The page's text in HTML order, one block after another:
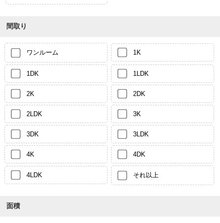
間取り
ワンルーム 1K
1DK 1LDK
2K 2DK
2LDK 3K
3DK 3LDK
4K 4DK
4LDK それ以上
面積